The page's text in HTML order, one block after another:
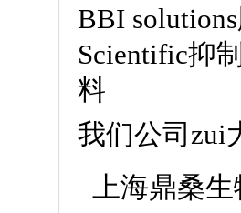
BBI solutions
Scientific抑
料
我们公司zui
上海鼎桑